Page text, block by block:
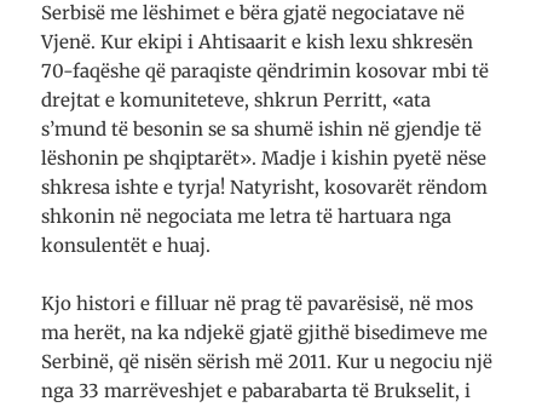
Serbisë me lëshimet e bëra gjatë negociatave në
Vjenë. Kur ekipi i Ahtisaarit e kish lexu shkresën
70-faqëshe që paraqiste qëndrimin kosovar mbi të
drejtat e komuniteteve, shkrun Perritt, «ata
s’mund të besonin se sa shumë ishin në gjendje të
lëshonin pe shqiptarët». Madje i kishin pyetë nëse
shkresa ishte e tyrja! Natyrisht, kosovarët rëndom
shkonin në negociata me letra të hartuara nga
konsulentët e huaj.
Kjo histori e filluar në prag të pavarësisë, në mos
ma herët, na ka ndjekë gjatë gjithë bisedimeve me
Serbinë, që nisën sërish më 2011. Kur u negociu një
nga 33 marrëveshjet e pabarabarta të Brukselit, i